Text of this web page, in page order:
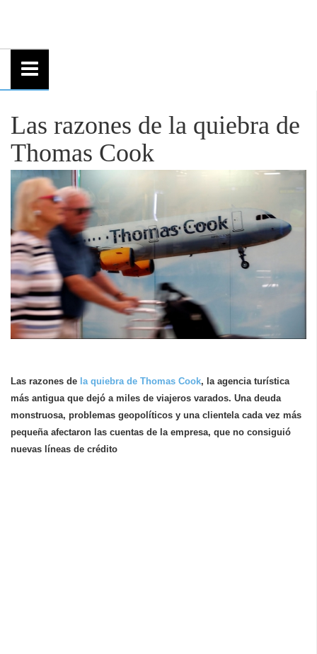
Las razones de la quiebra de
Thomas Cook
Las razones de la quiebra de Thomas Cook, la agencia turística
más antigua que dejó a miles de viajeros varados. Una deuda
monstruosa, problemas geopolíticos y una clientela cada vez más
pequeña afectaron las cuentas de la empresa, que no consiguió
nuevas líneas de crédito